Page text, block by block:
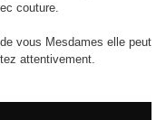
couture.
vous Mesdames elle peut
attentivement.